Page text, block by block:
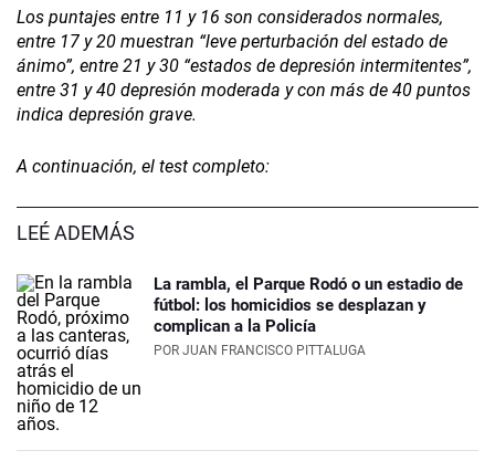
Los puntajes entre 11 y 16 son considerados normales,
entre 17 y 20 muestran “leve perturbación del estado de
ánimo”, entre 21 y 30 “estados de depresión intermitentes”,
entre 31 y 40 depresión moderada y con más de 40 puntos
indica depresión grave.
A continuación, el test completo:
LEÉ ADEMÁS
La rambla, el Parque Rodó o un estadio de
fútbol: los homicidios se desplazan y
complican a la Policía
POR JUAN FRANCISCO PITTALUGA